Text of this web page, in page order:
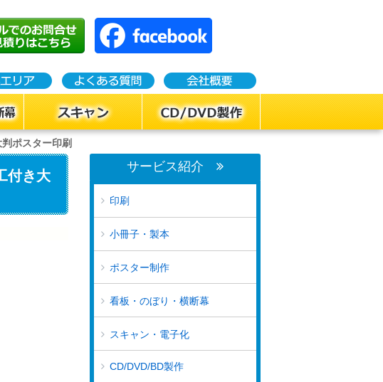
ポスター印刷
付き大
サービス紹介
印刷
小冊子・製本
ポスター制作
看板・のぼり・横断幕
スキャン・電子化
CD/DVD/BD製作